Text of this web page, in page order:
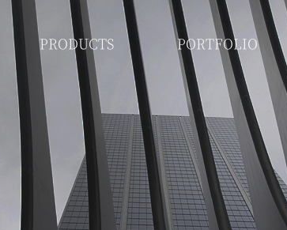
PRODUCTS PORTFOLIO